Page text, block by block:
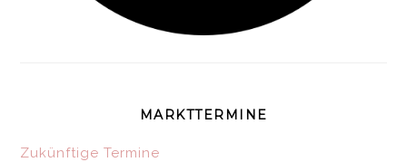
MARKTTERMINE
Zukünftige Termine